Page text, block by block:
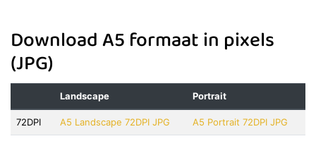
Download A5 formaat in pixels
(JPG)
Landscape Portrait
72DPI A5 Landscape 72DPI JPG A5 Portrait 72DPI JPG